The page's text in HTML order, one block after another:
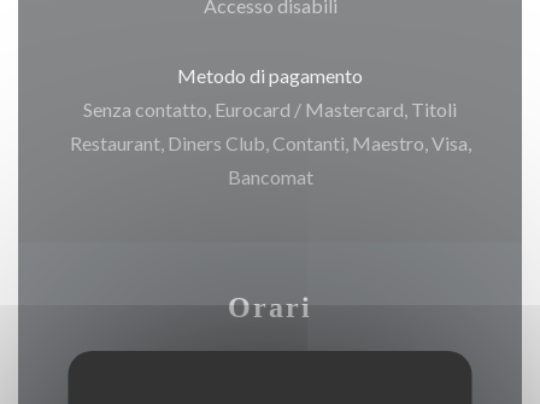
Accesso disabili
Metodo di pagamento
Senza contatto, Eurocard / Mastercard, Titoli
Restaurant, Diners Club, Contanti, Maestro, Visa,
Bancomat
Orari